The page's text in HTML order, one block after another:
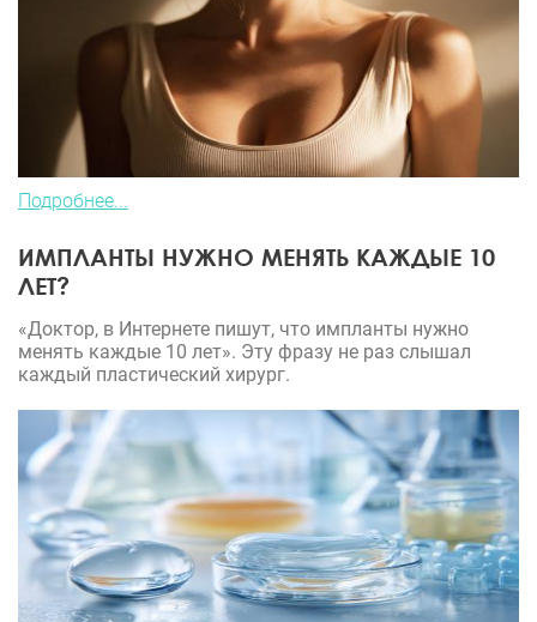
Подробнее...
ИМПЛАНТЫ НУЖНО МЕНЯТЬ КАЖДЫЕ 10
ЛЕТ?
«Доктор, в Интернете пишут, что импланты нужно
менять каждые 10 лет». Эту фразу не раз слышал
каждый пластический хирург.